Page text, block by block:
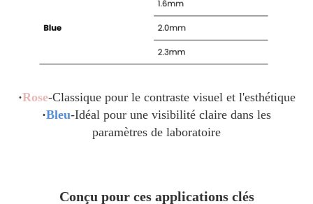
·Rose-Classique pour le contraste visuel et l'esthétique
·Bleu-Idéal pour une visibilité claire dans les
paramètres de laboratoire
Conçu pour ces applications clés